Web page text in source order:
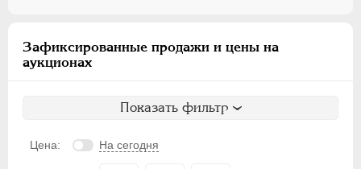
Зафиксированные продажи и цены на
аукционах
Показать фильтр
Цена: На сегодня